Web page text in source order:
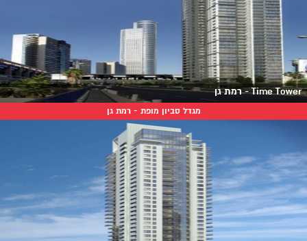
Time Tower - רמת גן
מגדל סביון מופת - רמת גן